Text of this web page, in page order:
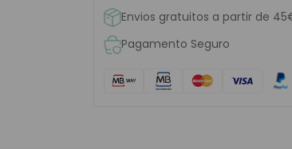
Envios gratuitos a partir de
Pagamento Seguro